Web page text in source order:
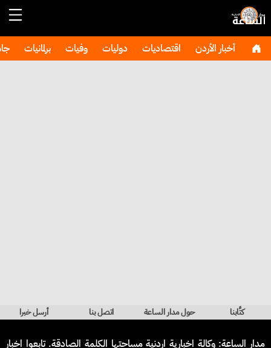
أخبار الأردن اقتصاديات دوليات وفيات برلمانيات
كتَّابنا حول مدار الساعة اتصل بنا أرسل خبرا
مدار الساعة: وكالة اخبارية اردنية مساحتها الكلمة الصادقة. تابعوا اخبار